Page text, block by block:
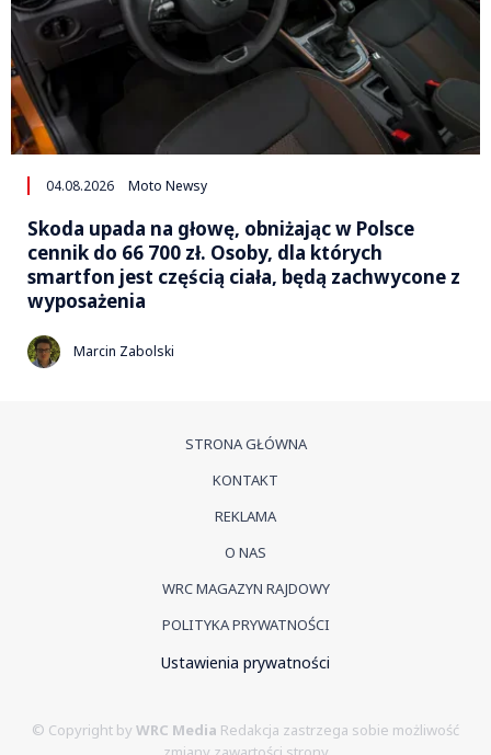
04.08.2026 Moto Newsy
Skoda upada na głowę, obniżając w Polsce
cennik do 66 700 zł. Osoby, dla których
smartfon jest częścią ciała, będą zachwycone z
wyposażenia
Marcin Zabolski
STRONA GŁÓWNA
KONTAKT
REKLAMA
O NAS
WRC MAGAZYN RAJDOWY
POLITYKA PRYWATNOŚCI
Ustawienia prywatności
© Copyright by WRC Media Redakcja zastrzega sobie możliwość